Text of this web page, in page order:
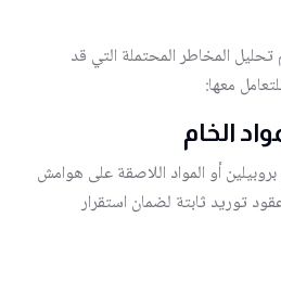
المخاطر المحتملة التي قد
معها:
الخام
أو المواد اللاصقة على هوامش
توريد ثابتة لضمان استقرار